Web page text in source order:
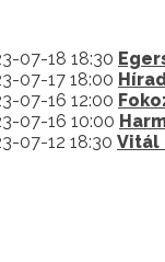
07-18 18:30
07-17 18:00
07-16 12:00
07-16 10:00
07-12 18:30 Vitál